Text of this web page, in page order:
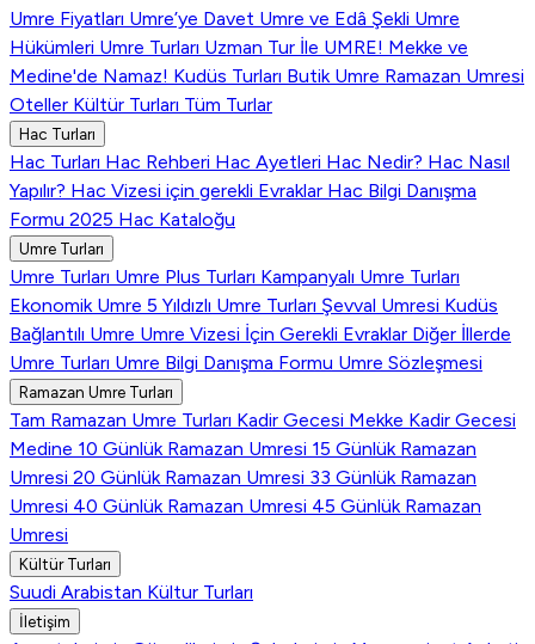
Umre Fiyatları Umre’ye Davet Umre ve Edâ Şekli Umre
Hükümleri Umre Turları Uzman Tur İle UMRE! Mekke ve
Medine'de Namaz! Kudüs Turları Butik Umre Ramazan Umresi
Oteller Kültür Turları Tüm Turlar
Hac Turları
Hac Turları Hac Rehberi Hac Ayetleri Hac Nedir? Hac Nasıl
Yapılır? Hac Vizesi için gerekli Evraklar Hac Bilgi Danışma
Formu 2025 Hac Kataloğu
Umre Turları
Umre Turları Umre Plus Turları Kampanyalı Umre Turları
Ekonomik Umre 5 Yıldızlı Umre Turları Şevval Umresi Kudüs
Bağlantılı Umre Umre Vizesi İçin Gerekli Evraklar Diğer İllerde
Umre Turları Umre Bilgi Danışma Formu Umre Sözleşmesi
Ramazan Umre Turları
Tam Ramazan Umre Turları Kadir Gecesi Mekke Kadir Gecesi
Medine 10 Günlük Ramazan Umresi 15 Günlük Ramazan
Umresi 20 Günlük Ramazan Umresi 33 Günlük Ramazan
Umresi 40 Günlük Ramazan Umresi 45 Günlük Ramazan
Umresi
Kültür Turları
Suudi Arabistan Kültur Turları
İletişim